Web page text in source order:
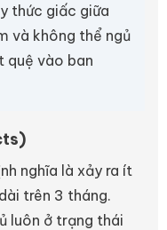
thức giấc giữa
và không thể ngủ
quệ vào ban
nghĩa là xảy ra ít
trên 3 tháng.
luôn ở trạng thái